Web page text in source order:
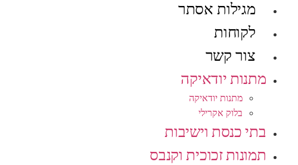
מגילות אסתר
לקוחות
צור קשר
מתנות יודאיקה
מתנות יודאיקה
בלוק אקרילי
בתי כנסת וישיבות
תמונות זכוכית וקנבס